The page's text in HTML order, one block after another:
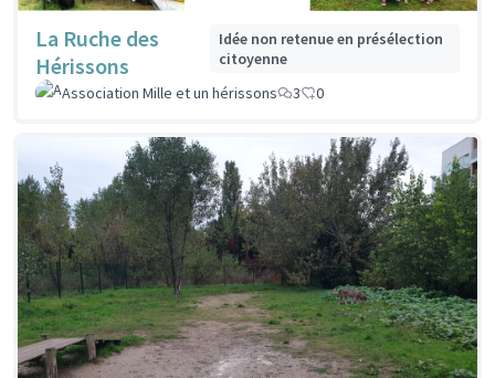
La Ruche des
Hérissons
Idée non retenue en présélection
citoyenne
Association Mille et un hérissons
3 0